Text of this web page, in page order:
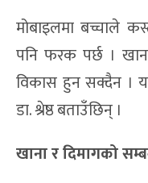
मोबाइलमा बच्चाले
पनि फरक पर्छ ।
विकास हुन सक्दैन ।
डा. श्रेष्ठ बताउँछिन् ।
खाना र दिमागको